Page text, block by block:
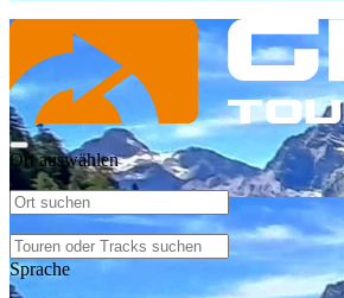
Ort auswählen
Sprache